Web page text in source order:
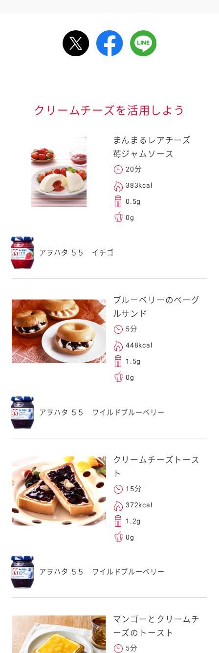
する事ができ
身以外の方に送
旦ご自身で受け
。
元コードをス
ォンのカメラ
るとアクセス
スマートフォン
メールをお送りい
のメールアドレス
」を受信を許可
ドメイン指定受信
します。
レスは、本サービ
。当社はこの情報
ことはございませ
クリームチーズを活用しよう
まんまるレアチーズ
苺ジャムソース
20分
383kcal
0.5g
0g
アヲハタ ５５ イチゴ
ブルーベリーのベーグ
ルサンド
5分
448kcal
1.5g
0g
アヲハタ ５５ ワイルドブルーベリー
クリームチーズトース
ト
15分
372kcal
1.2g
0g
アヲハタ ５５ ワイルドブルーベリー
マンゴーとクリームチ
ーズのトースト
5分